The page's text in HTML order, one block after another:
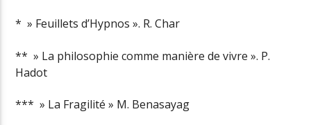
* » Feuillets d’Hypnos ». R. Char
** » La philosophie comme manière de vivre ». P.
Hadot
*** » La Fragilité » M. Benasayag